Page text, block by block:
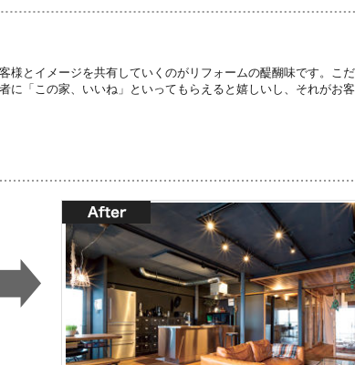
様とイメージを共有していくのがリフォームの醍醐味です。こ
に「この家、いいね」といってもらえると嬉しいし、それがお